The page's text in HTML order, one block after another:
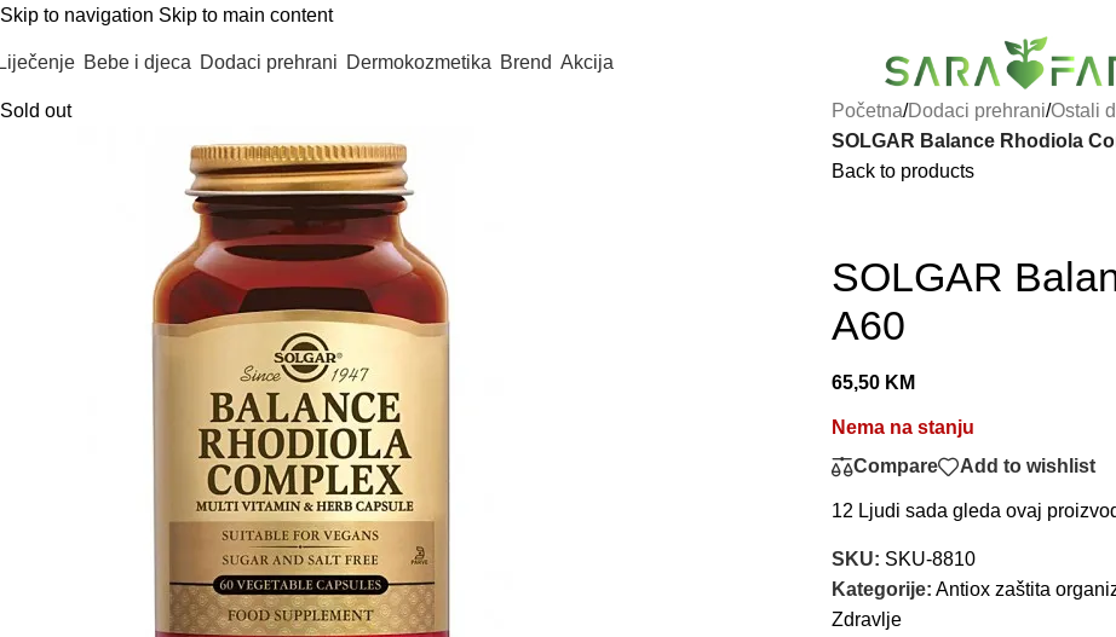
Skip to navigation Skip to main content
Bebe i djeca Dodaci prehrani Dermokozmetika Brend Akcija
Sold out Početna/Dodaci prehrani/Ostali
SOLGAR Balance Rhodiola
Back to products
SOLGAR
A60
65,50 KM
Nema na stanju
Compare
Add to wishlist
12 Ljudi sada gleda ovaj
SKU: SKU-8810
Kategorije: Antiox zaštita
Zdravlje